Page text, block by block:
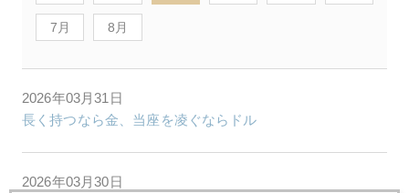
7月 8月
2026年03月31日
長く持つなら金、当座を凌ぐならドル
2026年03月30日